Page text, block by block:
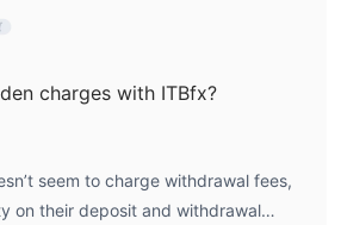
charges with ITBfx?
seem to charge withdrawal fees,
on their deposit and withdrawal